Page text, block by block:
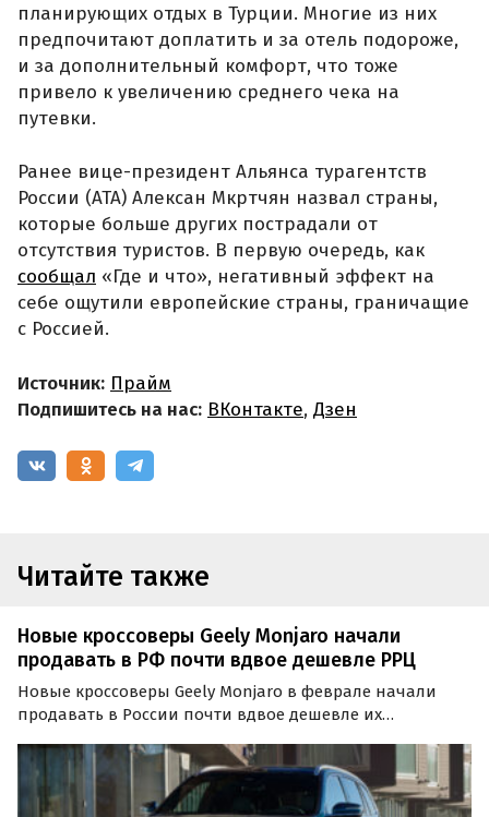
планирующих отдых в Турции. Многие из них
предпочитают доплатить и за отель подороже,
и за дополнительный комфорт, что тоже
привело к увеличению среднего чека на
путевки.
Ранее вице-президент Альянса турагентств
России (АТА) Алексан Мкртчян назвал страны,
которые больше других пострадали от
отсутствия туристов. В первую очередь, как
сообщал «Где и что», негативный эффект на
себе ощутили европейские страны, граничащие
с Россией.
Источник: Прайм
Подпишитесь на нас: ВКонтакте, Дзен
Читайте также
Новые кроссоверы Geely Monjaro начали
продавать в РФ почти вдвое дешевле РРЦ
Новые кроссоверы Geely Monjaro в феврале начали
продавать в России почти вдвое дешевле их
из Нижнего Новгорода готов привезти такой
автомобиль за 2 700 000 рублей, тогда как по «прайсу»
он стоит от 4…